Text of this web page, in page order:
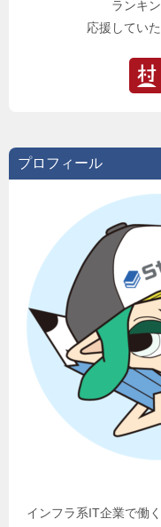
ランキ
応援してい
プロフィール
インフラ系IT企業で働